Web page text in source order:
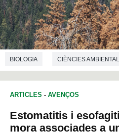
BIOLOGIA CIÈNCIES
ARTICLES - AVENÇOS
Estomatitis i
mora associades a